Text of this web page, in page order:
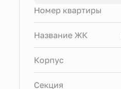
Номер квартиры
Название ЖК
Корпус
Секция